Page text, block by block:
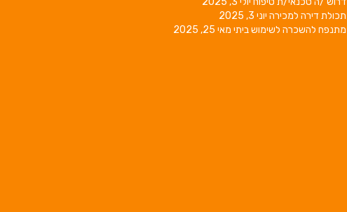
תכולת דירה למכירה יוני 3, 2025
מתנפח להשכרה לשימוש ביתי מאי 25, 2025